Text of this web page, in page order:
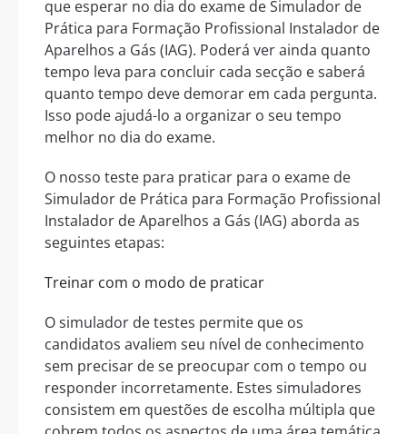
que esperar no dia do exame de Simulador de
Prática para Formação Profissional Instalador de
Aparelhos a Gás (IAG). Poderá ver ainda quanto
tempo leva para concluir cada secção e saberá
quanto tempo deve demorar em cada pergunta.
Isso pode ajudá-lo a organizar o seu tempo
melhor no dia do exame.
O nosso teste para praticar para o exame de
Simulador de Prática para Formação Profissional
Instalador de Aparelhos a Gás (IAG) aborda as
seguintes etapas:
Treinar com o modo de praticar
O simulador de testes permite que os
candidatos avaliem seu nível de conhecimento
sem precisar de se preocupar com o tempo ou
responder incorretamente. Estes simuladores
consistem em questões de escolha múltipla que